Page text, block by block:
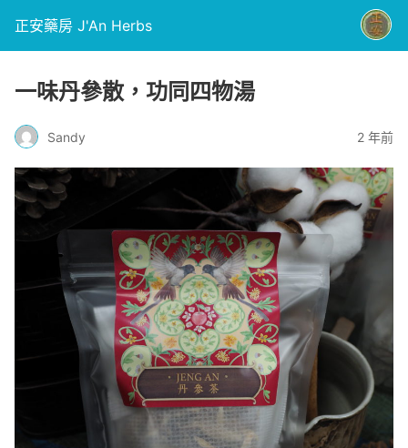
正安藥房 J'An Herbs
一味丹參散，功同四物湯
Sandy 2 年前